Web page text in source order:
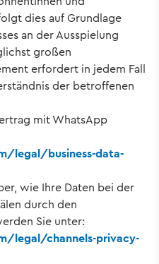
dies auf Grundlage
an der Ausspielung
großen
erfordert in jedem Fall
der betroffenen
mit WhatsApp
legal/business-data-
wie Ihre Daten bei der
durch den
Sie unter:
legal/channels-privacy-